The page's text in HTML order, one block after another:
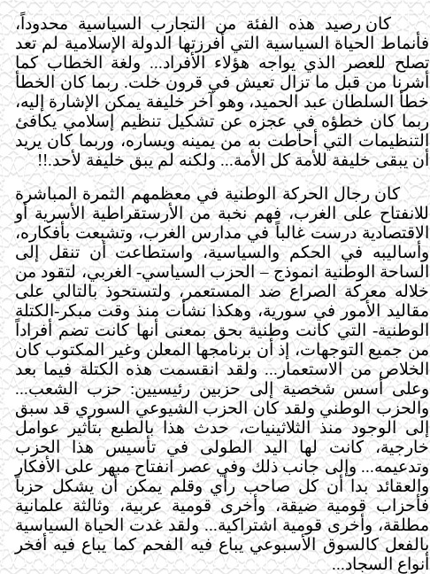
كان رصيد هذه الفئة من التجارب السياسية محدوداً،
فأنماط الحياة السياسية التي أفرزتها الدولة الإسلامية لم تعد
تصلح للعصر الذي يواجه هؤلاء الأفراد... ولغة الخطاب كما
أشرنا من قبل ما تزال تعيش في قرون خلت. ربما كان الخطأ
خطأ السلطان عبد الحميد، وهو آخر خليفة يمكن الإشارة إليه،
ربما كان خطؤه في عجزه عن تشكيل تنظيم إسلامي يكافئ
التنظيمات التي أحاطت به من يمينه ويساره، وربما كان يريد
أن يبقى خليفة للأمة كل الأمة... ولكنه لم يبق خليفة لأحد.!!
كان رجال الحركة الوطنية في معظمهم الثمرة المباشرة
للانفتاح على الغرب، فهم نخبة من الأرستقراطية الأسرية أو
الاقتصادية درست غالباً في مدارس الغرب، وتشبعت بأفكاره،
وأساليبه في الحكم والسياسية، واستطاعت أن تنقل إلى
الساحة الوطنية انموذج – الحزب السياسي- الغربي، لتقود من
خلاله معركة الصراع ضد المستعمر، ولتستحوذ بالتالي على
مقاليد الأمور في سورية، وهكذا نشأت منذ وقت مبكر-الكتلة
الوطنية- التي كانت وطنية بحق بمعنى أنها كانت تضم أفراداً
من جميع التوجهات، إذ أن برنامجها المعلن وغير المكتوب كان
الخلاص من الاستعمار... ولقد انقسمت هذه الكتلة فيما بعد
وعلى أسس شخصية إلى حزبين رئيسيين: حزب الشعب...
والحزب الوطني ولقد كان الحزب الشيوعي السوري قد سبق
إلى الوجود منذ الثلاثينيات، حدث هذا بالطبع بتأثير عوامل
خارجية، كانت لها اليد الطولى في تأسيس هذا الحزب
وتدعيمه... وإلى جانب ذلك وفي عصر انفتاح مبهر على الأفكار
والعقائد بدا أن كل صاحب رأي وقلم يمكن أن يشكل حزباً
فأحزاب قومية ضيقة، وأخرى قومية عربية، وثالثة علمانية
مطلقة، وأخرى قومية اشتراكية... ولقد غدت الحياة السياسية
بالفعل كالسوق الأسبوعي يباع فيه الفحم كما يباع فيه أفخر
أنواع السجاد...